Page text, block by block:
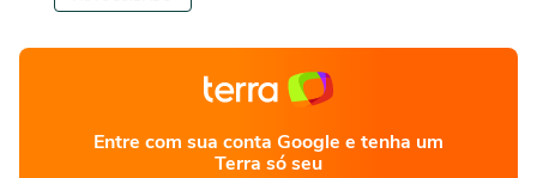
Entre com sua conta Google e tenha um
Terra só seu